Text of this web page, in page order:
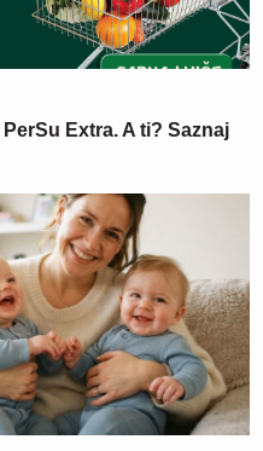
Extra. A ti? Saznaj